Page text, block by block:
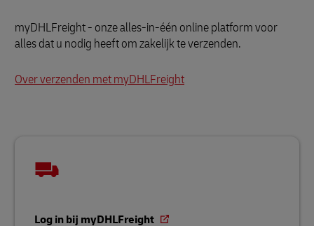
myDHLFreight - onze alles-in-één online platform voor
alles dat u nodig heeft om zakelijk te verzenden.
Over verzenden met myDHLFreight
Log in bij myDHLFreight